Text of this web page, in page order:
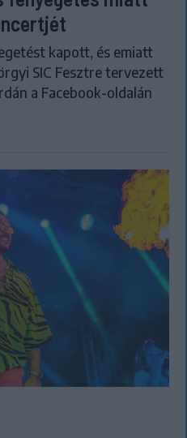
kapott, és emiatt
SIC Fesztre tervezett
a Facebook-oldalán